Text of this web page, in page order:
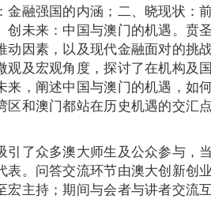
融强国的内涵；二、晓现状：
创未来：中国与澳门的机遇。贲
动因素，以及现代金融面对的挑
观及宏观角度，探讨了在机构及
来，阐述中国与澳门的机遇，如
区和澳门都站在历史机遇的交汇
引了众多澳大师生及公众参与，
表。问答交流环节由澳大创新创
主持；期间与会者与讲者交流